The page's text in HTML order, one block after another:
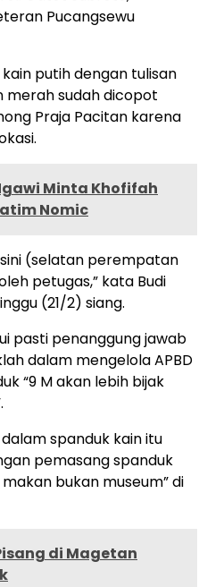
Pucangsewu
putih dengan tulisan
merah sudah dicopot
Praja Pacitan karena
Minta Khofifah
Nomic
(selatan perempatan
petugas,” kata Budi
(21/2) siang.
pasti penanggung jawab
dalam mengelola APBD
“9 M akan lebih bijak
spanduk kain itu
pemasang spanduk
bukan museum” di
di Magetan